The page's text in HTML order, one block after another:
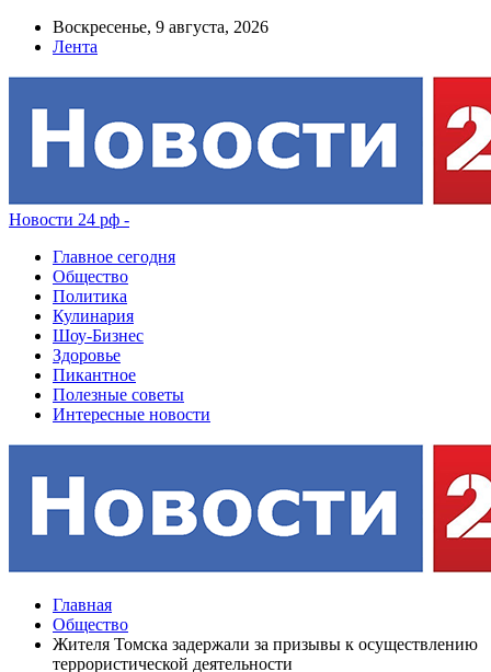
Воскресенье, 9 августа, 2026
Лента
Новости 24 рф -
Главное сегодня
Общество
Политика
Кулинария
Шоу-Бизнес
Здоровье
Пикантное
Полезные советы
Интересные новости
Главная
Общество
Жителя Томска задержали за призывы к осуществлению
террористической деятельности